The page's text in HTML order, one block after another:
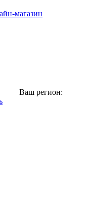
магазин
Ваш регион: